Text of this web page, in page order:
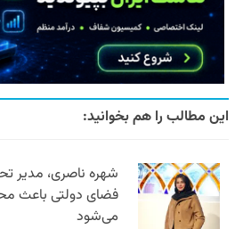
این مطالب را هم بخوانید:
شهره ناصری، مدیر
فضای دولتی باعث
می‌شود